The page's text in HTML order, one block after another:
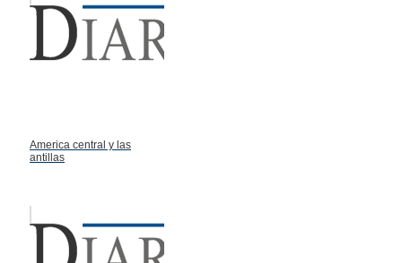
America central y las
antillas